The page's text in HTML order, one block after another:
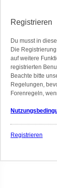
Registrieren
Du musst in
Die
auf weitere
registrierten
Beachte bitte
Regelungen,
Forenregeln,
Registrieren